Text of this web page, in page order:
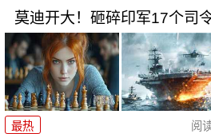
莫迪开大！砸碎印军17个司
最热 阅